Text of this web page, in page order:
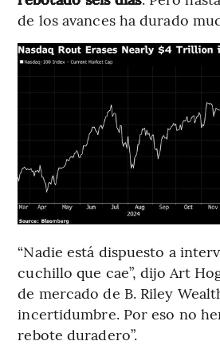
de los avances ha durado
“Nadie está dispuesto a
cuchillo que cae”, dijo Art
de mercado de B. Riley
incertidumbre. Por eso no
rebote duradero”.